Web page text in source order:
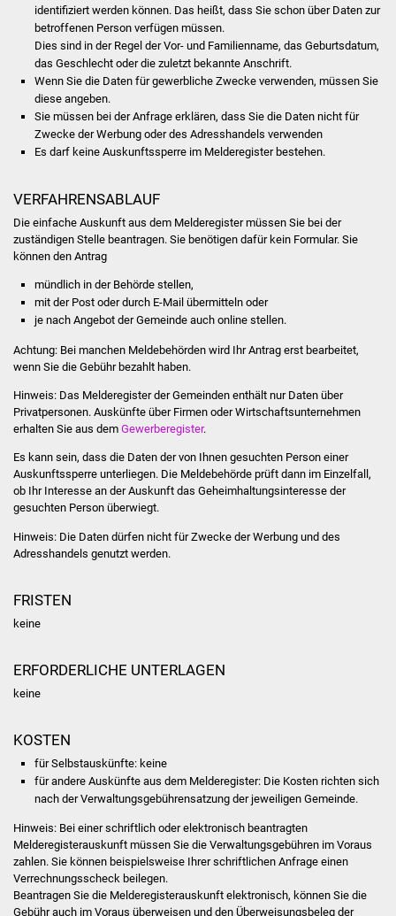
Ortsentwicklung
Presse
Bürger & Service
Was erledige ich wo
Lebenslagen
Bürgerinfos
Schulen
Kolping-Musikschule
Volkshochschule
Kinder- und
Familienzentrum
Stadtwerke
identifiziert werden können. Das heißt, dass Sie schon über Daten zur
betroffenen Person verfügen müssen.
Dies sind in der Regel der Vor- und Familienname, das Geburtsdatum,
das Geschlecht oder die zuletzt bekannte Anschrift.
Wenn Sie die Daten für gewerbliche Zwecke verwenden, müssen Sie
diese angeben.
Sie müssen bei der Anfrage erklären, dass Sie die Daten nicht für
Zwecke der Werbung oder des Adresshandels verwenden
Es darf keine Auskunftssperre im Melderegister bestehen.
VERFAHRENSABLAUF
Die einfache Auskunft aus dem Melderegister müssen Sie bei der
zuständigen Stelle beantragen. Sie benötigen dafür kein Formular. Sie
können den Antrag
mündlich in der Behörde stellen,
mit der Post oder durch E-Mail übermitteln oder
je nach Angebot der Gemeinde auch online stellen.
Achtung: Bei manchen Meldebehörden wird Ihr Antrag erst bearbeitet,
wenn Sie die Gebühr bezahlt haben.
Hinweis: Das Melderegister der Gemeinden enthält nur Daten über
Privatpersonen. Auskünfte über Firmen oder Wirtschaftsunternehmen
erhalten Sie aus dem Gewerberegister.
Es kann sein, dass die Daten der von Ihnen gesuchten Person einer
Auskunftssperre unterliegen. Die Meldebehörde prüft dann im Einzelfall,
ob Ihr Interesse an der Auskunft das Geheimhaltungsinteresse der
gesuchten Person überwiegt.
Hinweis: Die Daten dürfen nicht für Zwecke der Werbung und des
Adresshandels genutzt werden.
FRISTEN
keine
ERFORDERLICHE UNTERLAGEN
keine
KOSTEN
für Selbstauskünfte: keine
für andere Auskünfte aus dem Melderegister: Die Kosten richten sich
nach der Verwaltungsgebührensatzung der jeweiligen Gemeinde.
Hinweis: Bei einer schriftlich oder elektronisch beantragten
Melderegisterauskunft müssen Sie die Verwaltungsgebühren im Voraus
zahlen. Sie können beispielsweise Ihrer schriftlichen Anfrage einen
Verrechnungsscheck beilegen.
Beantragen Sie die Melderegisterauskunft elektronisch, können Sie die
Gebühr auch im Voraus überweisen und den Überweisungsbeleg der